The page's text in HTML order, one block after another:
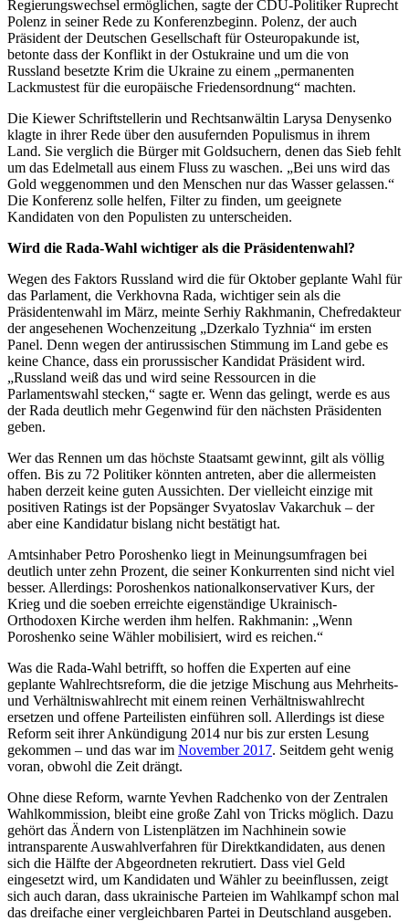
Regierungswechsel ermöglichen, sagte der CDU-Politiker Ruprecht
Polenz in seiner Rede zu Konferenzbeginn. Polenz, der auch
Präsident der Deutschen Gesellschaft für Osteuropakunde ist,
betonte dass der Konflikt in der Ostukraine und um die von
Russland besetzte Krim die Ukraine zu einem „permanenten
Lackmustest für die europäische Friedensordnung“ machten.
Die Kiewer Schriftstellerin und Rechtsanwältin Larysa Denysenko
klagte in ihrer Rede über den ausufernden Populismus in ihrem
Land. Sie verglich die Bürger mit Goldsuchern, denen das Sieb fehlt
um das Edelmetall aus einem Fluss zu waschen. „Bei uns wird das
Gold weggenommen und den Menschen nur das Wasser gelassen.“
Die Konferenz solle helfen, Filter zu finden, um geeignete
Kandidaten von den Populisten zu unterscheiden.
Wird die Rada-Wahl wichtiger als die Präsidentenwahl?
Wegen des Faktors Russland wird die für Oktober geplante Wahl für
das Parlament, die Verkhovna Rada, wichtiger sein als die
Präsidentenwahl im März, meinte Serhiy Rakhmanin, Chefredakteur
der angesehenen Wochenzeitung „Dzerkalo Tyzhnia“ im ersten
Panel. Denn wegen der antirussischen Stimmung im Land gebe es
keine Chance, dass ein prorussischer Kandidat Präsident wird.
„Russland weiß das und wird seine Ressourcen in die
Parlamentswahl stecken,“ sagte er. Wenn das gelingt, werde es aus
der Rada deutlich mehr Gegenwind für den nächsten Präsidenten
geben.
Wer das Rennen um das höchste Staatsamt gewinnt, gilt als völlig
offen. Bis zu 72 Politiker könnten antreten, aber die allermeisten
haben derzeit keine guten Aussichten. Der vielleicht einzige mit
positiven Ratings ist der Popsänger Svyatoslav Vakarchuk – der
aber eine Kandidatur bislang nicht bestätigt hat.
Amtsinhaber Petro Poroshenko liegt in Meinungsumfragen bei
deutlich unter zehn Prozent, die seiner Konkurrenten sind nicht viel
besser. Allerdings: Poroshenkos nationalkonservativer Kurs, der
Krieg und die soeben erreichte eigenständige Ukrainisch-
Orthodoxen Kirche werden ihm helfen. Rakhmanin: „Wenn
Poroshenko seine Wähler mobilisiert, wird es reichen.“
Was die Rada-Wahl betrifft, so hoffen die Experten auf eine
geplante Wahlrechtsreform, die die jetzige Mischung aus Mehrheits-
und Verhältniswahlrecht mit einem reinen Verhältniswahlrecht
ersetzen und offene Parteilisten einführen soll. Allerdings ist diese
Reform seit ihrer Ankündigung 2014 nur bis zur ersten Lesung
gekommen – und das war im November 2017. Seitdem geht wenig
voran, obwohl die Zeit drängt.
Ohne diese Reform, warnte Yevhen Radchenko von der Zentralen
Wahlkommission, bleibt eine große Zahl von Tricks möglich. Dazu
gehört das Ändern von Listenplätzen im Nachhinein sowie
intransparente Auswahlverfahren für Direktkandidaten, aus denen
sich die Hälfte der Abgeordneten rekrutiert. Dass viel Geld
eingesetzt wird, um Kandidaten und Wähler zu beeinflussen, zeigt
sich auch daran, dass ukrainische Parteien im Wahlkampf schon mal
das dreifache einer vergleichbaren Partei in Deutschland ausgeben.